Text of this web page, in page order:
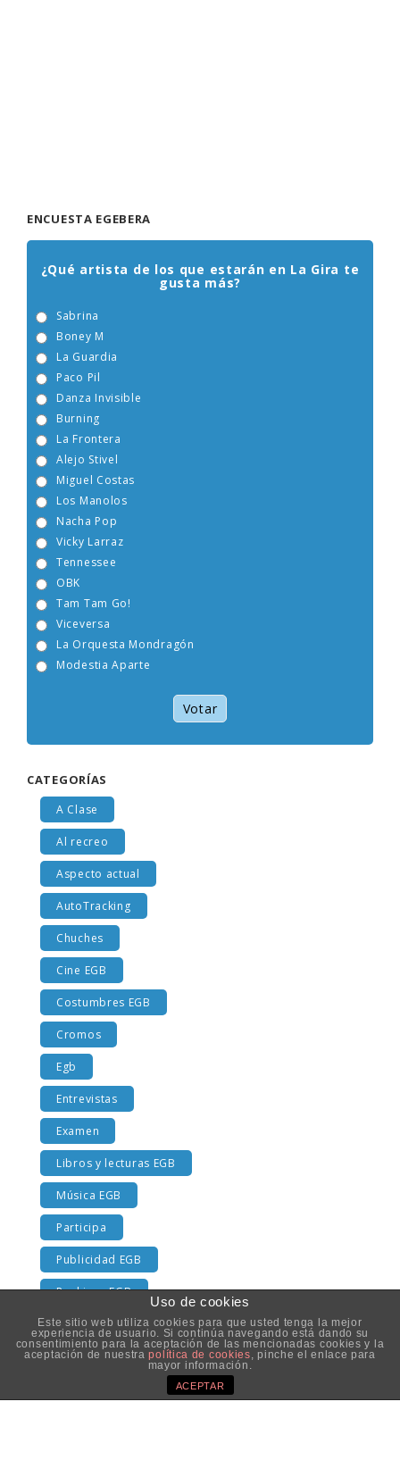
ENCUESTA EGEBERA
¿Qué artista de los que estarán en La Gira te
gusta más?
Sabrina
Boney M
La Guardia
Paco Pil
Danza Invisible
Burning
La Frontera
Alejo Stivel
Miguel Costas
Los Manolos
Nacha Pop
Vicky Larraz
Tennessee
OBK
Tam Tam Go!
Viceversa
La Orquesta Mondragón
Modestia Aparte
Votar
CATEGORÍAS
A Clase
Al recreo
Aspecto actual
AutoTracking
Chuches
Cine EGB
Costumbres EGB
Cromos
Egb
Entrevistas
Examen
Libros y lecturas EGB
Música EGB
Participa
Publicidad EGB
Rankings EGB
Series
Televisión
Uso de cookies
Este sitio web utiliza cookies para que usted tenga la mejor
experiencia de usuario. Si continúa navegando está dando su
consentimiento para la aceptación de las mencionadas cookies y la
aceptación de nuestrapolítica de cookies, pinche el enlace para
mayor información.
ACEPTAR